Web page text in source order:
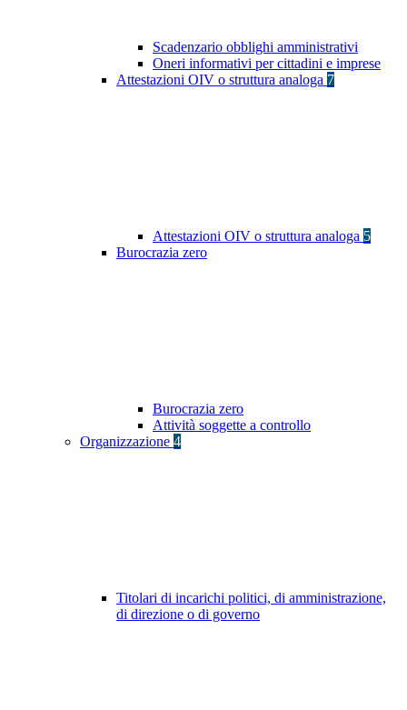
Scadenzario obblighi amministrativi
Oneri informativi per cittadini e imprese
Attestazioni OIV o struttura analoga 7
Attestazioni OIV o struttura analoga 5
Burocrazia zero
Burocrazia zero
Attività soggette a controllo
Organizzazione 4
Titolari di incarichi politici, di amministrazione,
di direzione o di governo